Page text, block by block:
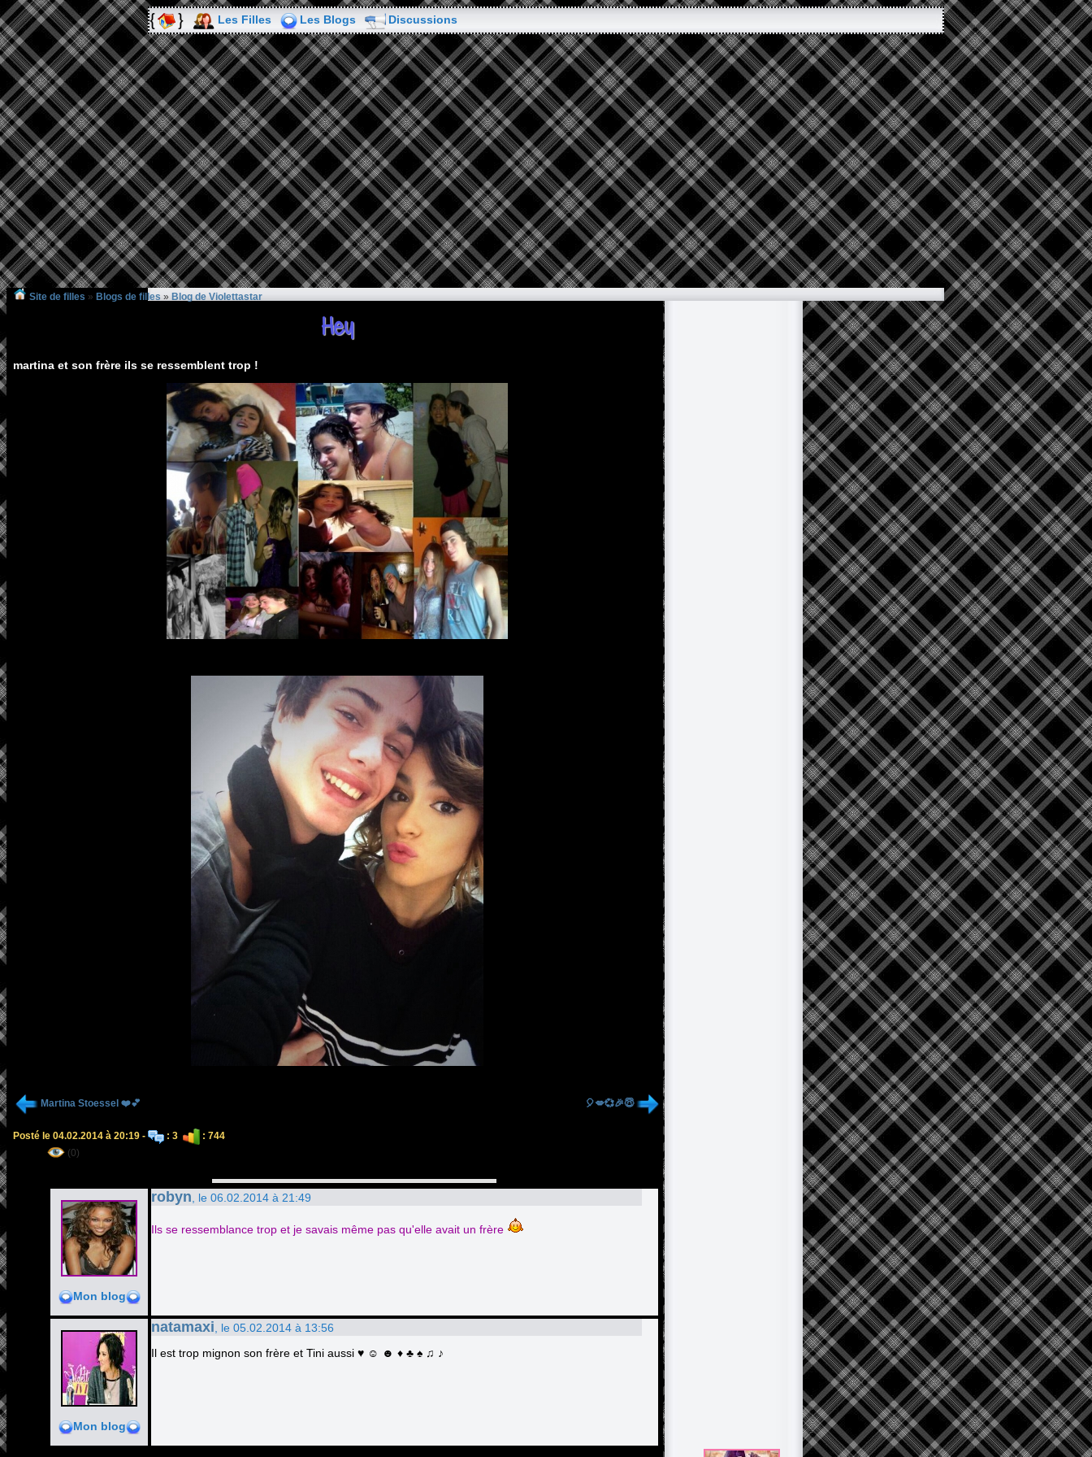
Les Filles Les Blogs Discussions
Site de filles » Blogs de filles » Blog de Violettastar
Hey
martina et son frère ils se ressemblent trop !
Martina Stoessel ❤️💕 🎈💋💞🎉😇
Posté le 04.02.2014 à 20:19 - : 3
: 744
(0)
Mon blog
robyn , le 06.02.2014 à 21:49
Ils se ressemblance trop et je savais même pas qu'elle avait un frère
Mon blog
natamaxi , le 05.02.2014 à 13:56
Il est trop mignon son frère et Tini aussi ♥ ☺ ☻ ♦ ♣ ♠ ♫ ♪